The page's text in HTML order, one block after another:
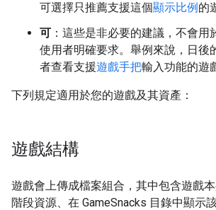
可選擇只推薦支援這個顯示比例的
可 ：這些是非必要的建議，不會用
使用者明確要求。舉例來說，日後
者查看支援遊戲手把輸入功能的遊
下列規定適用於您的遊戲及其資產：
遊戲結構
遊戲會上傳成檔案組合，其中包含遊戲
階段資源、在 GameSnacks 目錄中顯示